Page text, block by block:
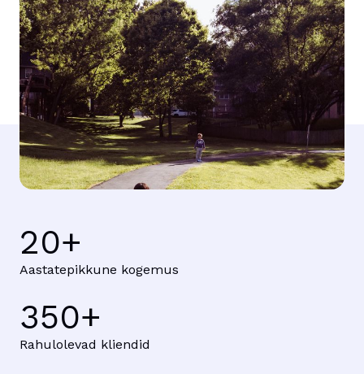
20+
Aastatepikkune kogemus
350+
Rahulolevad kliendid